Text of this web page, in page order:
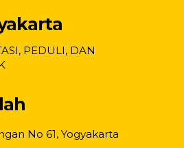
PEDULI, DAN
No 61, Yogyakarta